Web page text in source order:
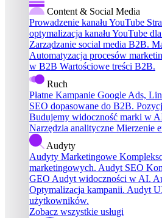
Content & Social Media
Prowadzenie kanału YouTube
optymalizacja kanału YouTube
Zarządzanie social media B2B.
Automatyzacja procesów
w B2B Wartościowe treści B2B.
Ruch
Płatne Kampanie Google Ads,
SEO dopasowane do B2B.
Budujemy widoczność marki w
Narzędzia analityczne Mierzenie
Audyty
Audyty Marketingowe
marketingowych. Audyt SEO
GEO Audyt widoczności w AI.
Optymalizacja kampanii. Audyt
użytkowników.
Zobacz wszystkie usługi